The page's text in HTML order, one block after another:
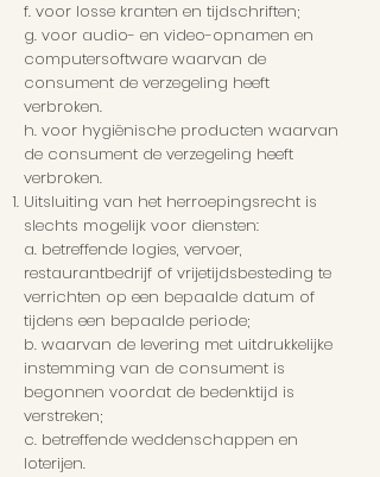
f. voor losse kranten en tijdschriften;
g. voor audio- en video-opnamen en
computersoftware waarvan de
consument de verzegeling heeft
verbroken.
h. voor hygiënische producten waarvan
de consument de verzegeling heeft
verbroken.
Uitsluiting van het herroepingsrecht is
slechts mogelijk voor diensten:
a. betreffende logies, vervoer,
restaurantbedrijf of vrijetijdsbesteding te
verrichten op een bepaalde datum of
tijdens een bepaalde periode;
b. waarvan de levering met uitdrukkelijke
instemming van de consument is
begonnen voordat de bedenktijd is
verstreken;
c. betreffende weddenschappen en
loterijen.